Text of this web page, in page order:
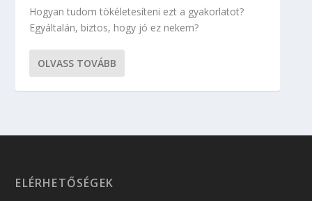
Hogyan tudom tökéletesíteni ezt a gyakorlatot?
Egyáltalán, biztos, hogy jó ez nekem?
OLVASS TOVÁBB
ELÉRHETŐSÉGEK